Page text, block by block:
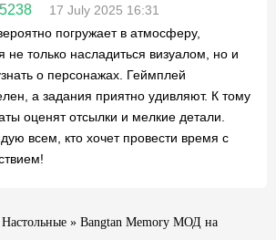
17 July 2025 16:31
погружает в атмосферу,
не только насладиться визуалом, но и
о персонажах. Геймплей
а задания приятно удивляют. К тому
оценят отсылки и мелкие детали.
всем, кто хочет провести время с
Настольные » Bangtan Memory МОД на